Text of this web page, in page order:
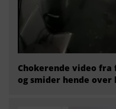
Chokerende video
og smider hende over